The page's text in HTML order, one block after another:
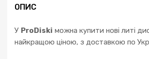
Leon
кількість
ОПИС
У ProDiski можна купити нові литі
найкращою ціною, з доставкою по